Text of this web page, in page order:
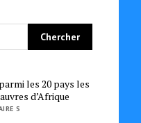
parmi les 20 pays les
d’Afrique
S